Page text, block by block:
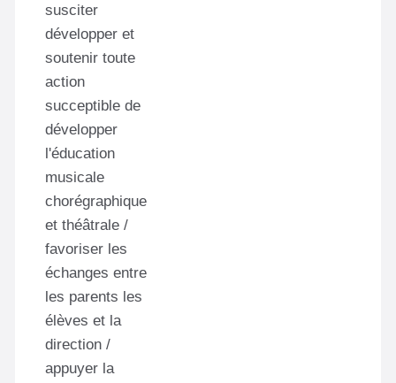
susciter
développer et
soutenir toute
action
succeptible de
développer
l'éducation
musicale
chorégraphique
et théâtrale /
favoriser les
échanges entre
les parents les
élèves et la
direction /
appuyer la